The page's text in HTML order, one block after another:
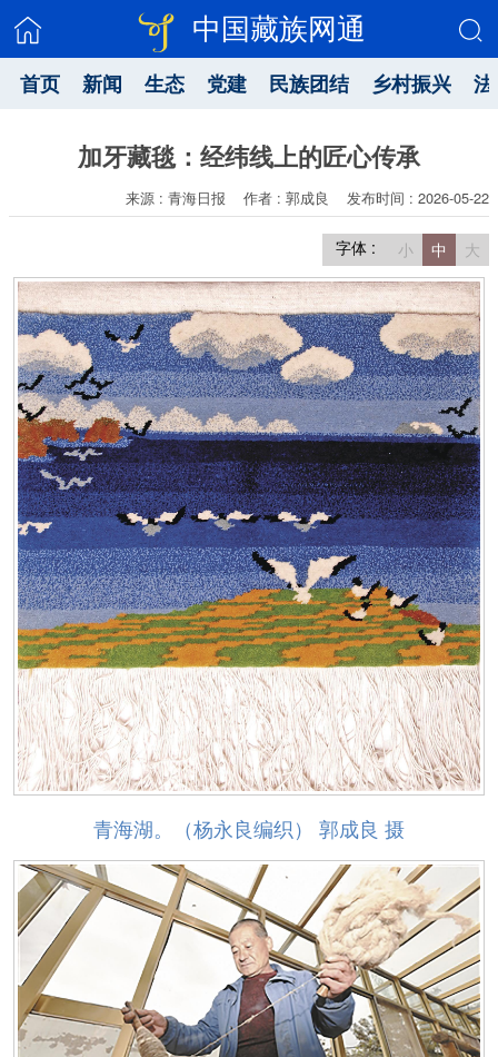
中国藏族网通
首页 新闻 生态 党建 民族团结 乡村振兴
加牙藏毯：经纬线上的匠心传承
来源 : 青海日报 作者 : 郭成良 发布时间 : 2026-05-22
字体 : 小 中 大
青海湖。（杨永良编织） 郭成良 摄